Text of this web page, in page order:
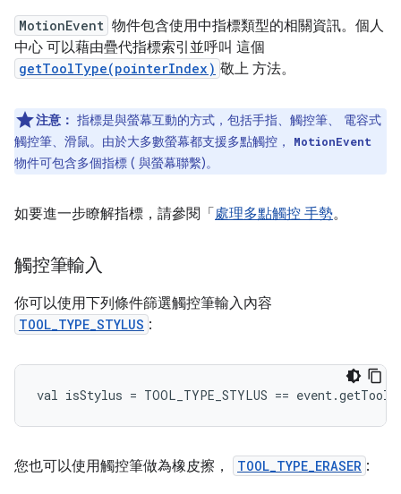
MotionEvent 物件包含使用中指標類型的相關資訊。個人
中心 可以藉由疊代指標索引並呼叫 這個
getToolType(pointerIndex) 敬上 方法。
注意： 指標是與螢幕互動的方式，包括手指、觸控筆、 電容式
觸控筆、滑鼠。由於大多數螢幕都支援多點觸控，
MotionEvent
物件可包含多個指標 ( 與螢幕聯繫)。
如要進一步瞭解指標，請參閱「 處理多點觸控 手勢。
觸控筆輸入
你可以使用下列條件篩選觸控筆輸入內容
TOOL_TYPE_STYLUS :
您也可以使用觸控筆做為橡皮擦， TOOL_TYPE_ERASER :